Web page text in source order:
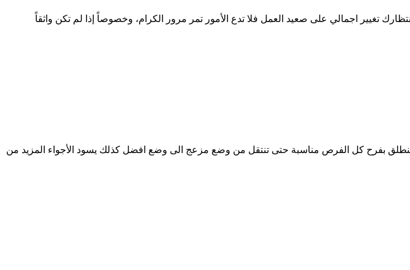
تغيير اجمالي على صعيد العمل فلا تدع الأمور تمر مرور الكرام، وخصوصاً إذا لم تكن واثقاً
تنطلق بفرح كل الفرص مناسبة حتى تنتقل من وضع مزعج الى وضع افضل كذلك يسود الأجواء المزيد من